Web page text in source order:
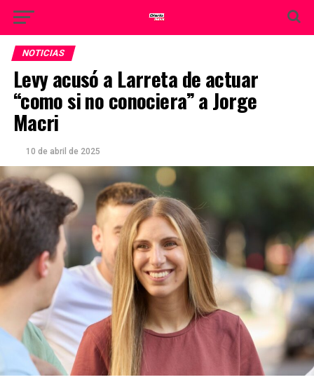
NOTICIAS
Levy acusó a Larreta de actuar
“como si no conociera” a Jorge
Macri
10 de abril de 2025